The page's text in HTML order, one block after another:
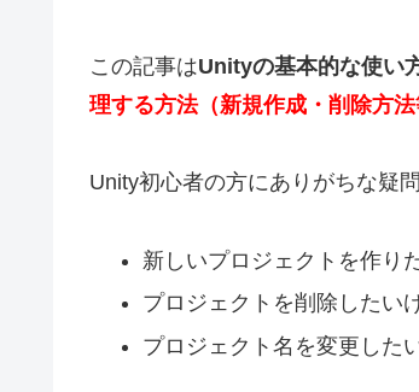
この記事はUnityの基本的な使い
理する方法（新規作成・削除方法
Unity初心者の方にありがちな疑
新しいプロジェクトを作り
プロジェクトを削除したい
プロジェクト名を変更した